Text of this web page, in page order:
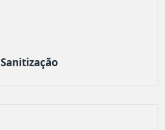
Sanitização